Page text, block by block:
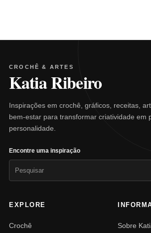
CROCHÊ & ARTES
Katia Ribeiro
Inspirações em crochê, gráficos, receitas,
bem-estar para transformar criatividade em
personalidade.
Encontre uma inspiração
EXPLORE
Crochê Sobre